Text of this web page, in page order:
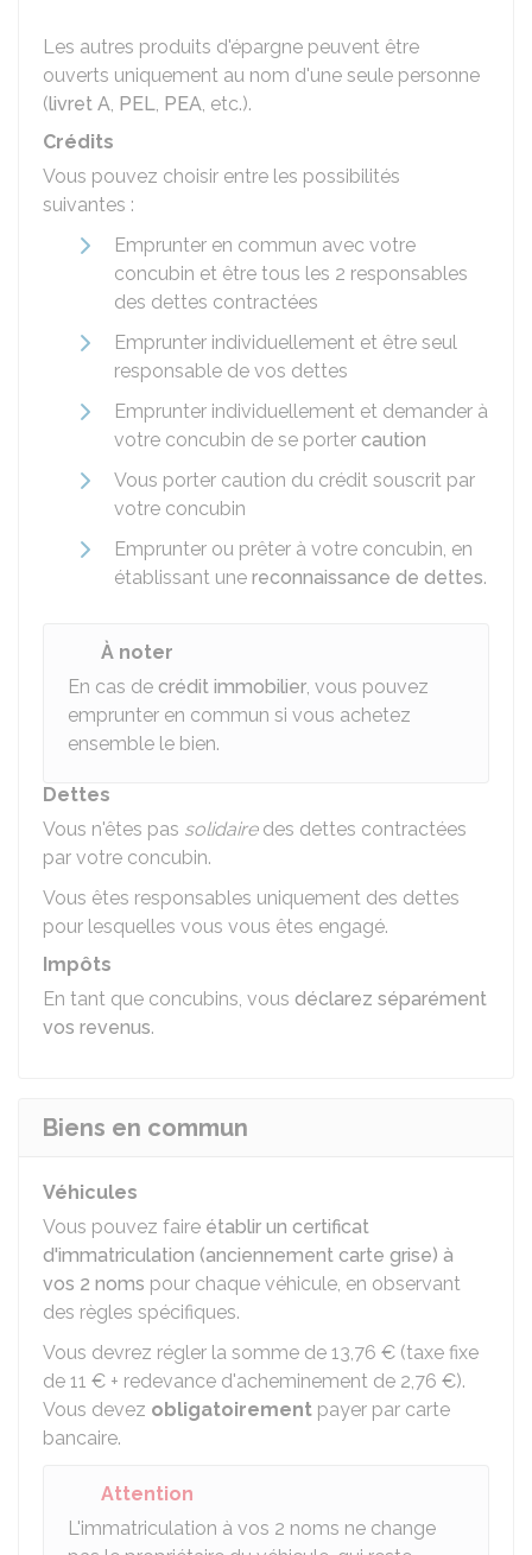
Les autres produits d'épargne peuvent être
ouverts uniquement au nom d'une seule personne
(livret A, PEL, PEA, etc.).
Crédits
Vous pouvez choisir entre les possibilités
suivantes :
Emprunter en commun avec votre
concubin et être tous les 2 responsables
des dettes contractées
Emprunter individuellement et être seul
responsable de vos dettes
Emprunter individuellement et demander à
votre concubin de se porter caution
Vous porter caution du crédit souscrit par
votre concubin
Emprunter ou prêter à votre concubin, en
établissant une reconnaissance de dettes.
À noter
En cas de crédit immobilier, vous pouvez
emprunter en commun si vous achetez
ensemble le bien.
Dettes
Vous n'êtes pas solidairedes dettes contractées
par votre concubin.
Vous êtes responsables uniquement des dettes
pour lesquelles vous vous êtes engagé.
Impôts
En tant que concubins, vous déclarez séparément
vos revenus.
Biens en commun
Véhicules
Vous pouvez faire établir un certificat
d'immatriculation (anciennement carte grise) à
vos 2 noms pour chaque véhicule, en observant
des règles spécifiques.
Vous devrez régler la somme de 13,76 € (taxe fixe
de 11 € + redevance d'acheminement de 2,76 €).
Vous devez obligatoirement payer par carte
bancaire.
Attention
L'immatriculation à vos 2 noms ne change